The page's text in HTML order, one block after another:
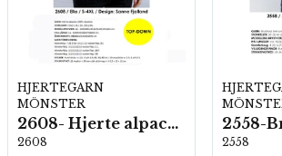
HJERTEGARN
MÖNSTER
2608- Hjerte alpacka
2608 2558